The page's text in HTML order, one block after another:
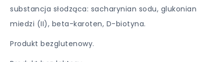
substancja słodząca: sacharynian sodu, glukonian
miedzi (II), beta-karoten, D-biotyna.
Produkt bezglutenowy.